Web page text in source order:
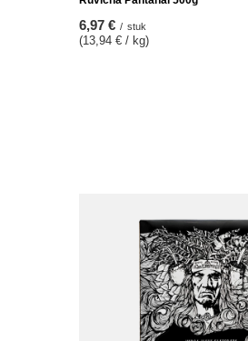
6,97 € / stuk
(13,94 € / kg)